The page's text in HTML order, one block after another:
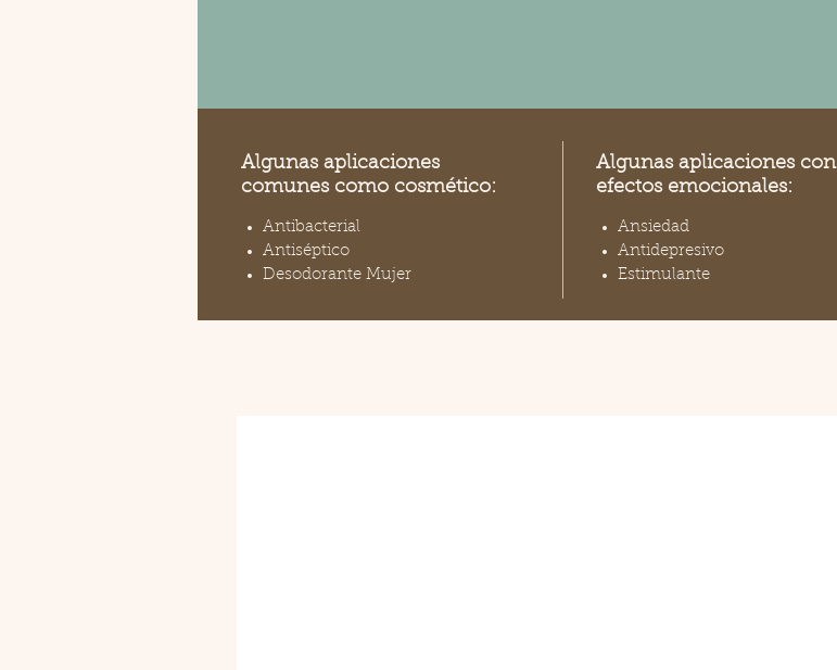
Algunas aplicaciones
comunes como cosmético:
Antibacterial
Antiséptico
Desodorante Mujer
Algunas aplicaciones con
efectos emocionales:
Ansiedad
Antidepresivo
Estimulante